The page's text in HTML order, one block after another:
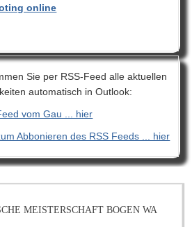
online
Sie per RSS-Feed alle aktuellen
automatisch in Outlook:
vom Gau ... hier
Abbonieren des RSS Feeds ... hier
MEISTERSCHAFT BOGEN WA